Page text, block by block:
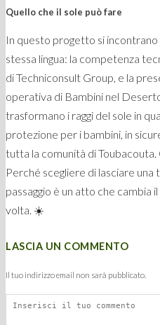
Quello che il sole può fare
In questo progetto si incontrano
stessa lingua: la competenza
di Techniconsult Group, e la
operativa di Bambini nel
trasformano i raggi del sole in
protezione per i bambini, in
tutta la comunità di Toubacouta.
Perché scegliere di lasciare
passaggio è un atto che cambia
volta. ☀️
LASCIA UN COMMENTO
Il tuo indirizzo email non sarà pubblicato.